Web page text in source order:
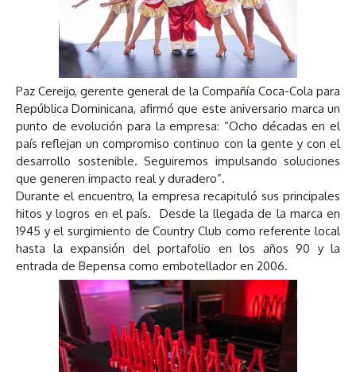
Paz Cereijo, gerente general de la Compañía Coca-Cola para
República Dominicana, afirmó que este aniversario marca un
punto de evolución para la empresa: “Ocho décadas en el
país reflejan un compromiso continuo con la gente y con el
desarrollo sostenible. Seguiremos impulsando soluciones
que generen impacto real y duradero”.
Durante el encuentro, la empresa recapituló sus principales
hitos y logros en el país. Desde la llegada de la marca en
1945 y el surgimiento de Country Club como referente local
hasta la expansión del portafolio en los años 90 y la
entrada de Bepensa como embotellador en 2006.